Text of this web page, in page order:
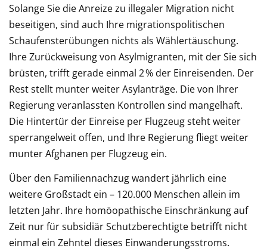
Solange Sie die Anreize zu illegaler Migration nicht
beseitigen, sind auch Ihre migrationspolitischen
Schaufensterübungen nichts als Wählertäuschung.
Ihre Zurückweisung von Asylmigranten, mit der Sie sich
brüsten, trifft gerade einmal 2 % der Einreisenden. Der
Rest stellt munter weiter Asylanträge. Die von Ihrer
Regierung veranlassten Kontrollen sind mangelhaft.
Die Hintertür der Einreise per Flugzeug steht weiter
sperrangelweit offen, und Ihre Regierung fliegt weiter
munter Afghanen per Flugzeug ein.
Über den Familiennachzug wandert jährlich eine
weitere Großstadt ein – 120.000 Menschen allein im
letzten Jahr. Ihre homöopathische Einschränkung auf
Zeit nur für subsidiär Schutzberechtigte betrifft nicht
einmal ein Zehntel dieses Einwanderungsstroms.